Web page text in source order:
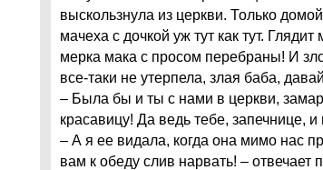
выскользнула из церкви. Только
мачеха с дочкой уж тут как тут.
мерка мака с просом перебраны! И
все-таки не утерпела, злая баба,
– Была бы и ты с нами в церкви,
красавицу! Да ведь тебе, запечнице, и
– А я ее видала, когда она мимо нас
вам к обеду слив нарвать! – отвечает